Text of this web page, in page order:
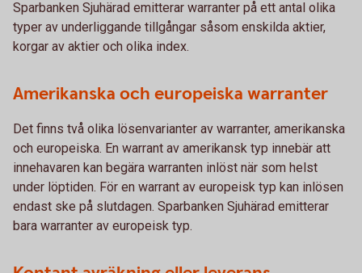
Sparbanken Sjuhärad emitterar warranter på ett antal olika
typer av underliggande tillgångar såsom enskilda aktier,
korgar av aktier och olika index.
Amerikanska och europeiska warranter
Det finns två olika lösenvarianter av warranter, amerikanska
och europeiska. En warrant av amerikansk typ innebär att
innehavaren kan begära warranten inlöst när som helst
under löptiden. För en warrant av europeisk typ kan inlösen
endast ske på slutdagen. Sparbanken Sjuhärad emitterar
bara warranter av europeisk typ.